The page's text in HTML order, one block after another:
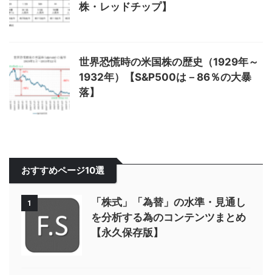
株・レッドチップ】
世界恐慌時の米国株の歴史（1929年～
1932年）【S&P500は－86％の大暴
落】
おすすめページ10選
1
「株式」「為替」の水準・見通し
を分析する為のコンテンツまとめ
【永久保存版】